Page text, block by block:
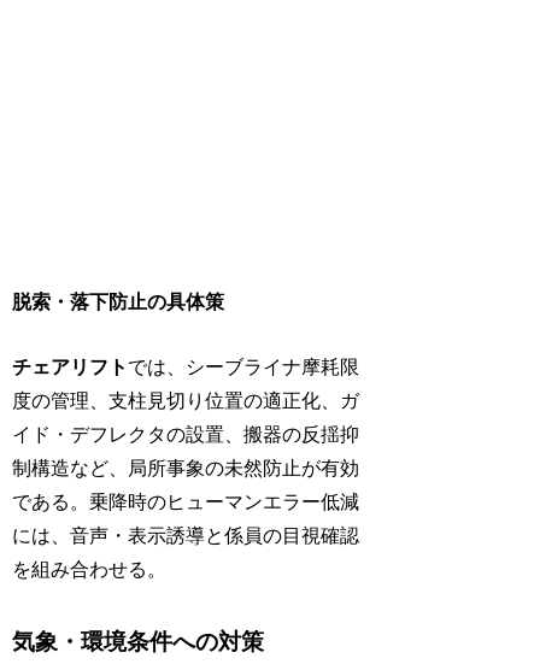
脱索・落下防止の具体策
チェアリフト では、シーブライナ摩耗限
度の管理、支柱見切り位置の適正化、ガ
イド・デフレクタの設置、搬器の反揺抑
制構造など、局所事象の未然防止が有効
である。乗降時のヒューマンエラー低減
には、音声・表示誘導と係員の目視確認
を組み合わせる。
気象・環境条件への対策